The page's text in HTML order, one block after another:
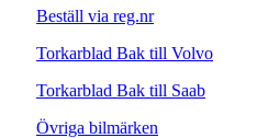
Beställ via reg.nr
Torkarblad Bak till Volvo
Torkarblad Bak till Saab
Övriga bilmärken